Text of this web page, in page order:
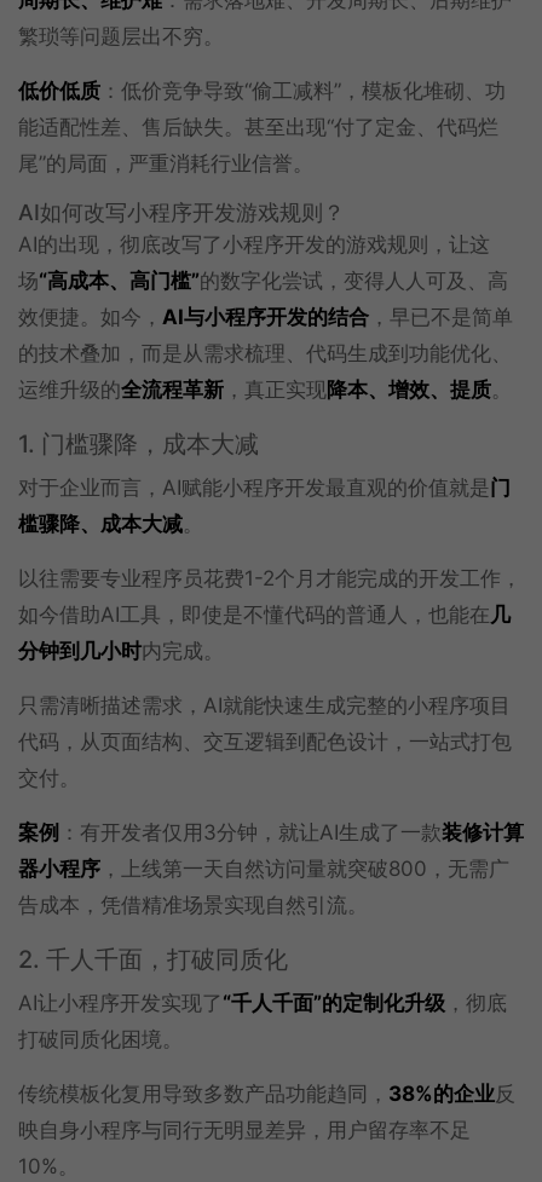
繁琐等问题层出不穷。
低价低质 ：低价竞争导致“偷工减料”，模板化堆砌、功
能适配性差、售后缺失。甚至出现“付了定金、代码烂
尾”的局面，严重消耗行业信誉。
AI如何改写小程序开发游戏规则？
AI的出现，彻底改写了小程序开发的游戏规则，让这
场“高成本、高门槛”的数字化尝试，变得人人可及、高
效便捷。如今， AI与小程序开发的结合 ，早已不是简单
的技术叠加，而是从需求梳理、代码生成到功能优化、
运维升级的全流程革新 ，真正实现降本、增效、提质。
1. 门槛骤降，成本大减
对于企业而言，AI赋能小程序开发最直观的价值就是门
槛骤降、成本大减。
以往需要专业程序员花费1-2个月才能完成的开发工作，
如今借助AI工具，即使是不懂代码的普通人，也能在几
分钟到几小时内完成。
只需清晰描述需求，AI就能快速生成完整的小程序项目
代码，从页面结构、交互逻辑到配色设计，一站式打包
交付。
案例 ：有开发者仅用3分钟，就让AI生成了一款装修计算
器小程序 ，上线第一天自然访问量就突破800，无需广
告成本，凭借精准场景实现自然引流。
2. 千人千面，打破同质化
AI让小程序开发实现了 “千人千面”的定制化升级 ，彻底
打破同质化困境。
传统模板化复用导致多数产品功能趋同， 38%的企业反
映自身小程序与同行无明显差异，用户留存率不足
10%。